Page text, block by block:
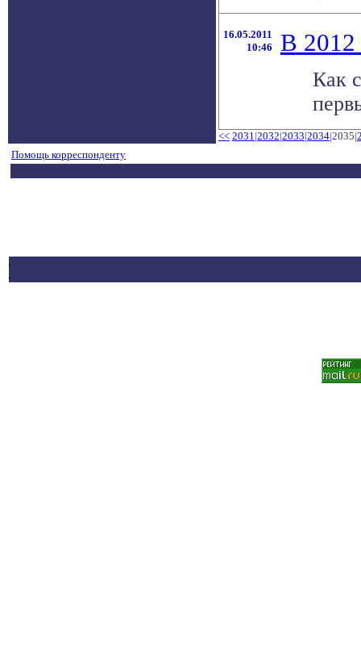
16.05.2011
10:46
В 2012
Как
<< 2031|2032|2033|2034|2035|
Помощь корреспонденту